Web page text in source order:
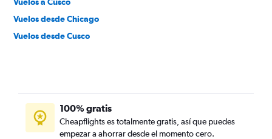
Vuelos desde Chicago
Vuelos desde Cusco
100% gratis
Cheapflights es totalmente gratis, así que puedes
empezar a ahorrar desde el momento cero.